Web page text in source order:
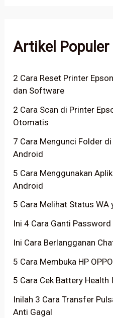
Artikel Populer
2 Cara Reset Printer
dan Software
2 Cara Scan di Printer
Otomatis
7 Cara Mengunci Folder
Android
5 Cara Menggunakan
Android
5 Cara Melihat Status WA
Ini 4 Cara Ganti
Ini Cara Berlangganan
5 Cara Membuka HP
5 Cara Cek Battery
Inilah 3 Cara Transfer
Anti Gagal